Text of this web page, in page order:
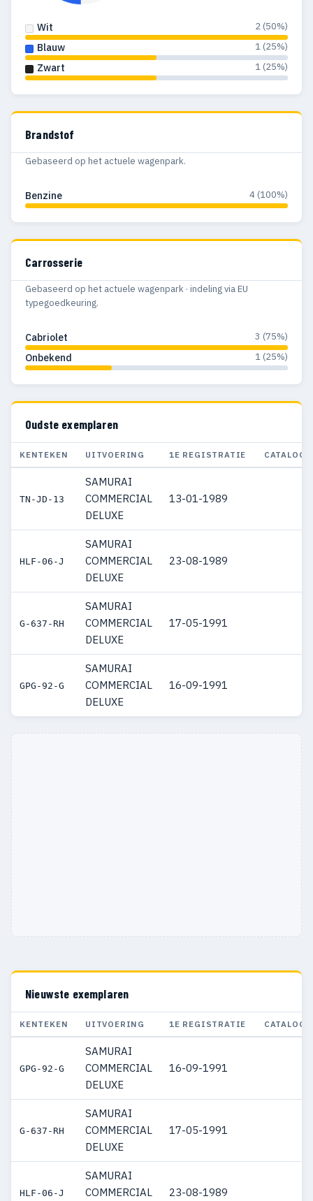
Wit 2 (50%)
Blauw 1 (25%)
Zwart 1 (25%)
Brandstof
Gebaseerd op het actuele wagenpark.
Benzine 4 (100%)
Carrosserie
Gebaseerd op het actuele wagenpark · indeling via EU
typegoedkeuring.
Cabriolet 3 (75%)
Onbekend 1 (25%)
Oudste exemplaren
KENTEKEN UITVOERING 1E REGISTRATIE
TN-JD-13
SAMURAI
COMMERCIAL
DELUXE
13-01-1989
HLF-06-J
SAMURAI
COMMERCIAL
DELUXE
23-08-1989
G-637-RH
SAMURAI
COMMERCIAL
DELUXE
17-05-1991
GPG-92-G
SAMURAI
COMMERCIAL
DELUXE
16-09-1991
Nieuwste exemplaren
KENTEKEN UITVOERING 1E REGISTRATIE
GPG-92-G
SAMURAI
COMMERCIAL
DELUXE
16-09-1991
G-637-RH
SAMURAI
COMMERCIAL
DELUXE
17-05-1991
HLF-06-J
SAMURAI
COMMERCIAL
23-08-1989